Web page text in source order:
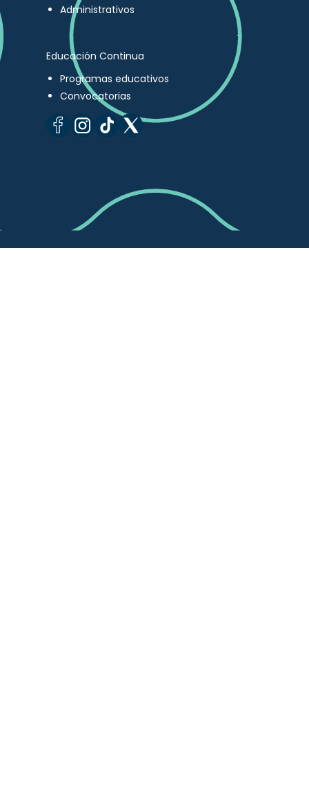
Administrativos
Educación Continua
Programas educativos
Convocatorias